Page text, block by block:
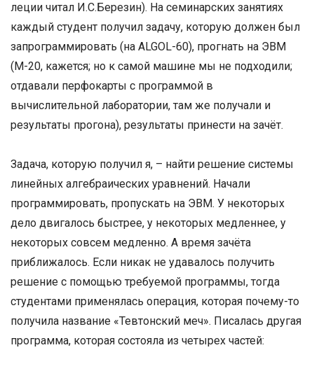
леции читал И.С.Березин). На семинарских занятиях
каждый студент получил задачу, которую должен был
запрограммировать (на ALGOL-60), прогнать на ЭВМ
(М-20, кажется; но к самой машине мы не подходили;
отдавали перфокарты с программой в
вычислительной лаборатории, там же получали и
результаты прогона), результаты принести на зачёт.
Задача, которую получил я, – найти решение системы
линейных алгебраических уравнений. Начали
программировать, пропускать на ЭВМ. У некоторых
дело двигалось быстрее, у некоторых медленнее, у
некоторых совсем медленно. А время зачёта
приближалось. Если никак не удавалось получить
решение с помощью требуемой программы, тогда
студентами применялась операция, которая почему-то
получила название «Тевтонский меч». Писалась другая
программа, которая состояла из четырех частей: